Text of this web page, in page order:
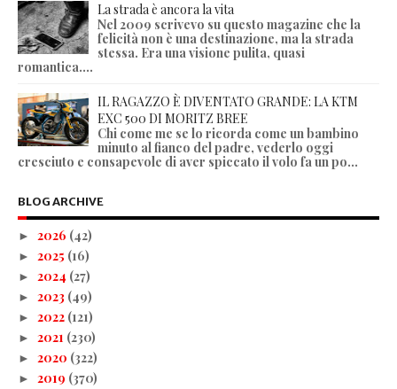
La strada è ancora la vita
Nel 2009 scrivevo su questo magazine che la
felicità non è una destinazione, ma la strada
stessa. Era una visione pulita, quasi
romantica....
IL RAGAZZO È DIVENTATO GRANDE: LA KTM
EXC 500 DI MORITZ BREE
Chi come me se lo ricorda come un bambino
minuto al fianco del padre, vederlo oggi
cresciuto e consapevole di aver spiccato il volo fa un po...
BLOG ARCHIVE
► 2026 (42)
► 2025 (16)
► 2024 (27)
► 2023 (49)
► 2022 (121)
► 2021 (230)
► 2020 (322)
► 2019 (370)